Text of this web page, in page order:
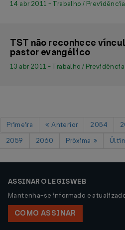
14 abr 2011 - Trabalho / Previdência
TST não reconhece
pastor evangélico
13 abr 2011 - Trabalho / Previdência
Primeira Anterior 2054
2059
2060 Próxima
ASSINAR O LEGISWEB
Mantenha-se informado e
COMO ASSINAR